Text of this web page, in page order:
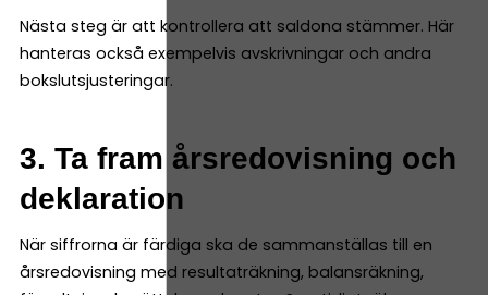
Nästa steg är att kontrollera att saldona stämmer. Här
hanteras också exempelvis avskrivningar och andra
bokslutsjusteringar.
3. Ta fram årsredovisning och
deklaration
När siffrorna är färdiga ska de sammanställas till en
årsredovisning med resultaträkning, balansräkning,